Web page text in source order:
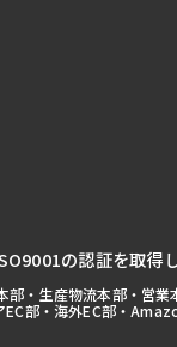
の認証を取得し
部・生産物流本部・営業
EC部・海外EC部・